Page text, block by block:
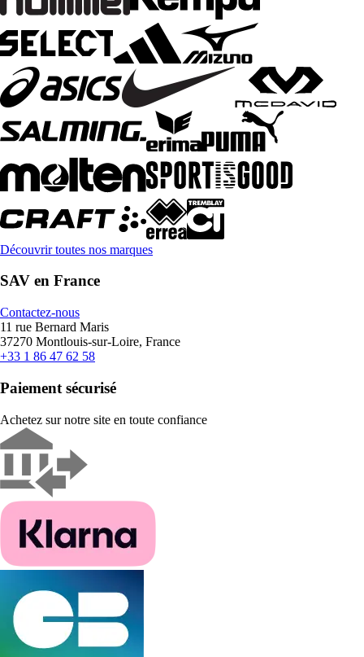
Découvrir toutes nos marques
SAV en France
Contactez-nous
11 rue Bernard Maris
37270 Montlouis-sur-Loire, France
+33 1 86 47 62 58
Paiement sécurisé
Achetez sur notre site en toute confiance